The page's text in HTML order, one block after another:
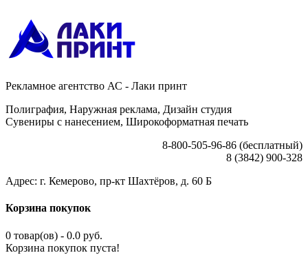
Рекламное агентство АС - Лаки принт
Полиграфия, Наружная реклама, Дизайн студия
Сувениры с нанесением, Широкоформатная печать
8-800-505-96-86 (бесплатный)
8 (3842) 900-328
Адрес: г. Кемерово, пр-кт Шахтёров, д. 60 Б
Корзина покупок
0 товар(ов) - 0.0 руб.
Корзина покупок пуста!